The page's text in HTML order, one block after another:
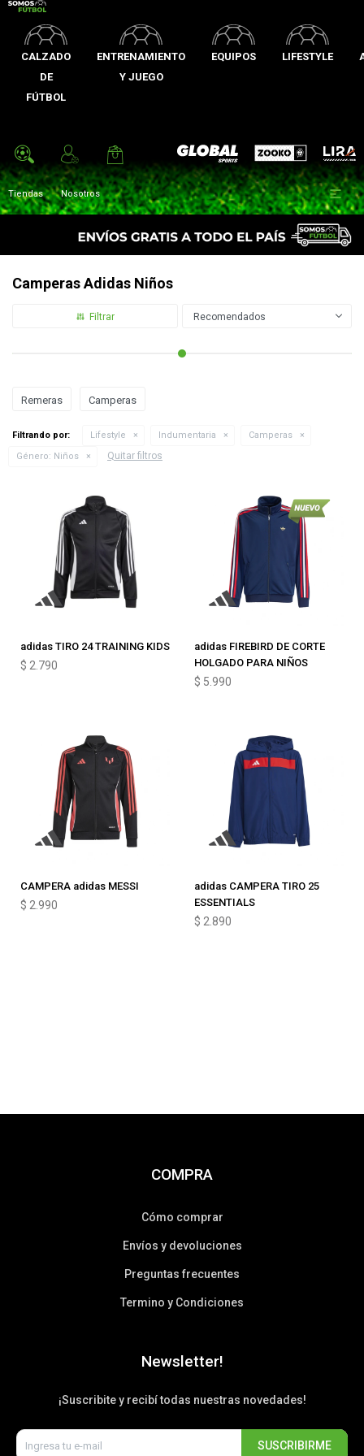
CALZADO
DE
FÚTBOL
ENTRENAMIENTO
Y JUEGO
EQUIPOS LIFESTYLE
Global Sports Zooko Lira
Tiendas Nosotros 
Camperas Adidas Niños
Recomendados
Remeras Camperas
Filtrando por: Lifestyle Indumentaria
Camperas
Género: Niños Quitar filtros
adidas TIRO 24 TRAINING KIDS
$ 2.790
adidas FIREBIRD DE CORTE
HOLGADO PARA NIÑOS
$ 5.990
CAMPERA adidas MESSI
$ 2.990
adidas CAMPERA TIRO 25
ESSENTIALS
$ 2.890
COMPRA
Cómo comprar
Envíos y devoluciones
Preguntas frecuentes
Termino y Condiciones
Newsletter!
¡Suscribite y recibí todas nuestras novedades!
SUSCRIBIRME